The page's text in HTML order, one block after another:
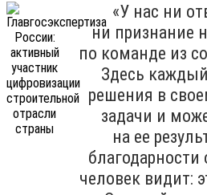
«У нас ни
ни признание
по команде из
Здесь
решения в
задачи и
на ее
благодарности
человек видит: